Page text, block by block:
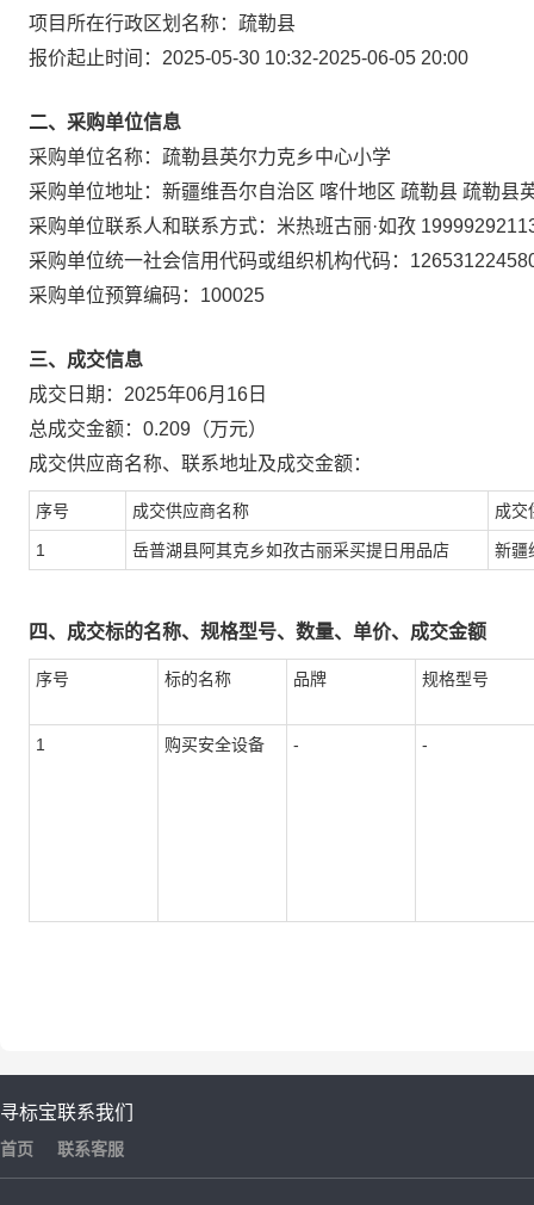
项目所在行政区划名称： 疏勒县
报价起止时间： 2025-05-30 10:32-2025-06-05 20:00
二、采购单位信息
采购单位名称： 疏勒县英尔力克乡中心小学
采购单位地址： 新疆维吾尔自治区 喀什地区 疏勒县 疏勒县
采购单位联系人和联系方式： 米热班古丽·如孜
采购单位统一社会信用代码或组织机构代码：
采购单位预算编码： 100025
三、成交信息
成交日期： 2025年06月16日
总成交金额： 0.209 （万元）
成交供应商名称、联系地址及成交金额：
序号 成交供应商名称 成交
1 岳普湖县阿其克乡如孜古丽采买提日用品店 新疆
四、成交标的名称、规格型号、数量、单价、成交金额
序号 标的名称 品牌 规格型号
1 购买安全设备 - -
寻标宝
首页
联系我们
联系客服